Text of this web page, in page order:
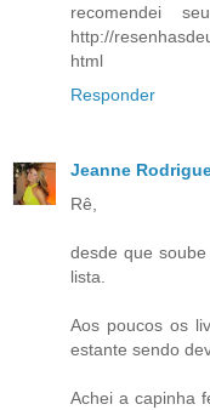
recomendei
http://
html
Responder
Jeanne
Rê,
desde que
lista.
Aos poucos os
estante sendo
Achei a capinha